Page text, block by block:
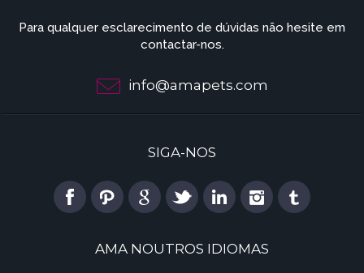
Para qualquer esclarecimento de dúvidas não hesite em
contactar-nos.
info@amapets.com
SIGA-NOS
AMA NOUTROS IDIOMAS